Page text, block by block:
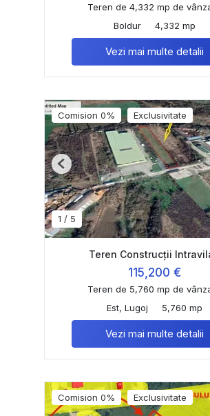
Teren de 4,332 mp de
Boldur
4,332 mp
Vezi mai multe detalii
Comision 0% Exclusivitate
1 / 5
Previous
Teren Construcții
115,200 €
Teren de 5,760 mp de
Est, Lugoj
5,760 mp
Vezi mai multe detalii
Comision 0% Exclusivitate